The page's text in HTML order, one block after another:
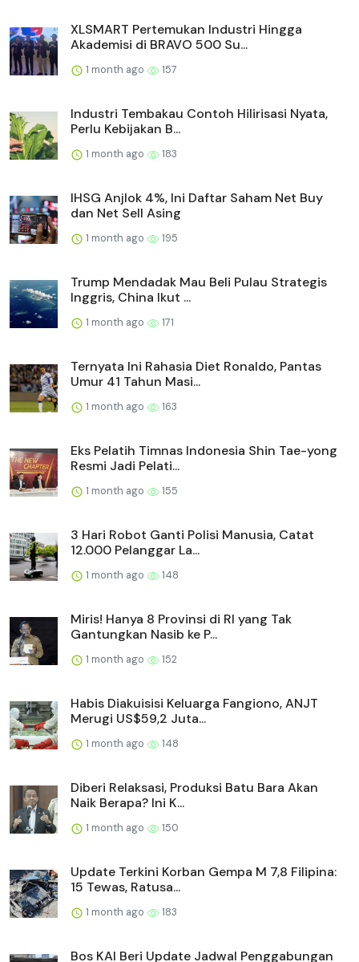
XLSMART Pertemukan Industri Hingga
Akademisi di BRAVO 500 Su...
1 month ago 157
Industri Tembakau Contoh Hilirisasi Nyata,
Perlu Kebijakan B...
1 month ago 183
IHSG Anjlok 4%, Ini Daftar Saham Net Buy
dan Net Sell Asing
1 month ago 195
Trump Mendadak Mau Beli Pulau Strategis
Inggris, China Ikut ...
1 month ago 171
Ternyata Ini Rahasia Diet Ronaldo, Pantas
Umur 41 Tahun Masi...
1 month ago 163
Eks Pelatih Timnas Indonesia Shin Tae-yong
Resmi Jadi Pelati...
1 month ago 155
3 Hari Robot Ganti Polisi Manusia, Catat
12.000 Pelanggar La...
1 month ago 148
Miris! Hanya 8 Provinsi di RI yang Tak
Gantungkan Nasib ke P...
1 month ago 152
Habis Diakuisisi Keluarga Fangiono, ANJT
Merugi US$59,2 Juta...
1 month ago 148
Diberi Relaksasi, Produksi Batu Bara Akan
Naik Berapa? Ini K...
1 month ago 150
Update Terkini Korban Gempa M 7,8 Filipina:
15 Tewas, Ratusa...
1 month ago 183
Bos KAI Beri Update Jadwal Penggabungan